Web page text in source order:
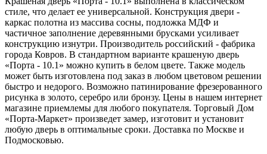
стиле, что делает ее универсальной. Конструкция двери -
каркас полотна из массива сосны, подложка МДФ и
частичное заполнение деревянными брусками усиливает
конструкцию изнутри. Производитель российский - фабрика
города Ковров. В стандартном варианте крашеную дверь
«Порта - 10.1» можно купить в белом цвете. Также модель
может быть изготовлена под заказ в любом цветовом решении
быстро и недорого. Возможно патинирование фрезерованного
рисунка в золото, серебро или бронзу. Цены в нашем интернет
магазине приемлемы для любого покупателя. Торговый Дом
«Порта-Маркет» произведет замер, изготовит и установит
любую дверь в оптимальные сроки. Доставка по Москве и
Подмосковью.